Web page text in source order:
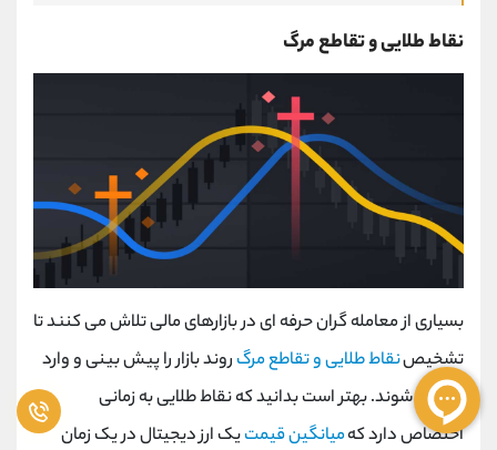
نقاط طلایی و تقاطع مرگ
بسیاری از معامله گران حرفه ای در بازارهای مالی تلاش می کنند تا
تشخیصنقاط طلایی و تقاطع مرگ روند بازار را پیش بینی و وارد
معامله شوند. بهتر است بدانید که نقاط طلایی به زمانی
اختصاص دارد کهمیانگین قیمتیک ارز دیجیتال در یک زمان